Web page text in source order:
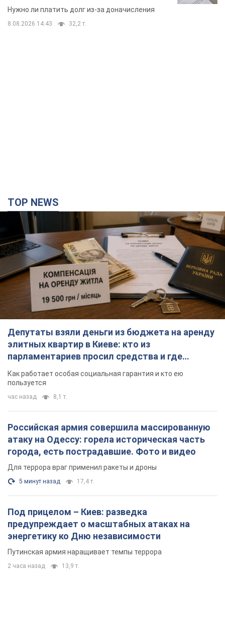
вынес неожиданное решение
Нужно ли платить долг из-за доначисления
8.08.2026 14:43 32,2 т.
TOP NEWS
Депутаты взяли деньги из бюджета на аренду
элитных квартир в Киеве: кто из
парламентариев просил средства и где
поселился
Как работает особая социальная гарантия и кто ею
пользуется
час назад 8,1 т.
Российская армия совершила массированную
атаку на Одессу: горела историческая часть
города, есть пострадавшие. Фото и видео
Для террора враг применил ракеты и дроны
5 минут назад 17,4 т.
Под прицелом – Киев: разведка
предупреждает о масштабных атаках на
энергетику ко Дню независимости
Путинская армия наращивает темпы террора
2 часа назад 13,9 т.